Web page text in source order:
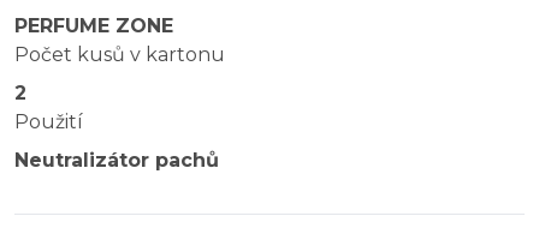
PERFUME ZONE
Počet kusů v kartonu
2
Použití
Neutralizátor pachů